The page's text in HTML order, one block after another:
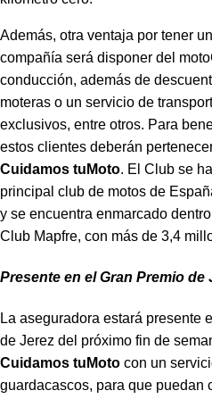
Además, otra ventaja por tener
compañía será disponer del
conducción, además de
moteras o un servicio de
exclusivos, entre otros. Para
estos clientes deberán
Cuidamos tuMoto. El Club se
principal club de motos de
y se encuentra enmarcado
Club Mapfre, con más de 3,4
Presente en el Gran Premio de
La aseguradora estará presente
de Jerez del próximo fin de
Cuidamos tuMoto con un
guardacascos, para que puedan